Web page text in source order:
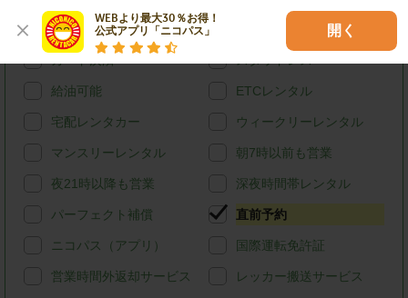
WEBより最大30％お得！
公式アプリ「ニコパス」
開く
ハイブリッド
給油可能 ETCレンタル
宅配レンタカー ウィークリーレンタル
マンスリーレンタル 朝7時以前も営業
夜21時以降も営業 深夜時間帯レンタル
パーフェクト補償 直前予約
ニコパス（アプリ） 国際運転免許証
営業時間外返却サービス レッカー搬送サービス